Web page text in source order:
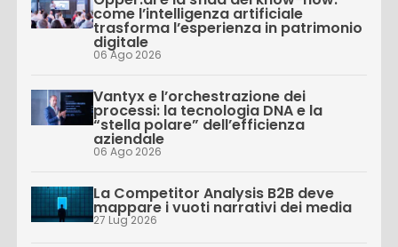
come l’intelligenza artificiale
trasforma l’esperienza in patrimonio
digitale
06 Ago 2026
Vantyx e l’orchestrazione dei
processi: la tecnologia DNA e la
“stella polare” dell’efficienza
aziendale
06 Ago 2026
La Competitor Analysis B2B deve
mappare i vuoti narrativi dei media
27 Lug 2026